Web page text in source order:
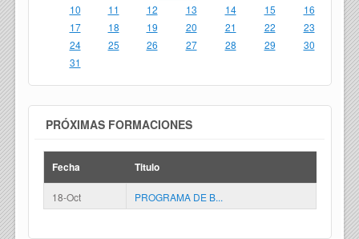
10
11 12 13 14 15
16
17
18 19 20 21 22
23
24
25 26 27 28 29
30
31
PRÓXIMAS FORMACIONES
Fecha Titulo
18-Oct PROGRAMA DE B...